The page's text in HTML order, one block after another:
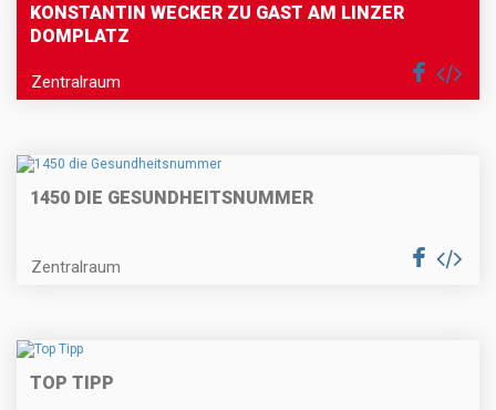
KONSTANTIN WECKER ZU GAST AM LINZER
DOMPLATZ
Zentralraum
1450 DIE GESUNDHEITSNUMMER
Zentralraum
TOP TIPP